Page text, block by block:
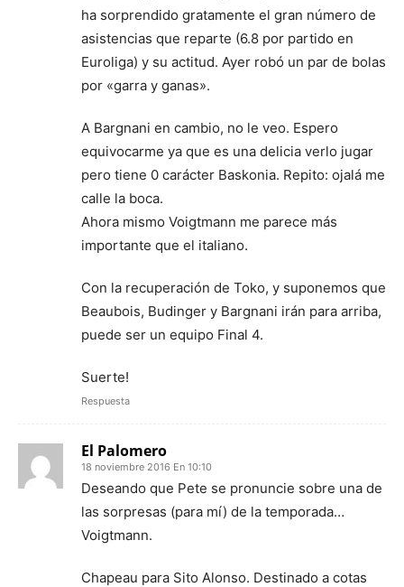
ha sorprendido gratamente el gran número de
asistencias que reparte (6.8 por partido en
Euroliga) y su actitud. Ayer robó un par de bolas
por «garra y ganas».
A Bargnani en cambio, no le veo. Espero
equivocarme ya que es una delicia verlo jugar
pero tiene 0 carácter Baskonia. Repito: ojalá me
calle la boca.
Ahora mismo Voigtmann me parece más
importante que el italiano.
Con la recuperación de Toko, y suponemos que
Beaubois, Budinger y Bargnani irán para arriba,
puede ser un equipo Final 4.
Suerte!
Respuesta
El Palomero
18 noviembre 2016 En 10:10
Deseando que Pete se pronuncie sobre una de
las sorpresas (para mí) de la temporada…
Voigtmann.
Chapeau para Sito Alonso. Destinado a cotas